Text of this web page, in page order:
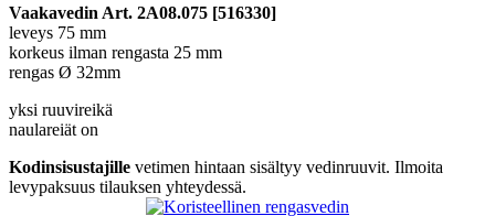
Vaakavedin Art. 2A08.075 [516330]
leveys 75 mm
korkeus ilman rengasta 25 mm
rengas Ø 32mm
yksi ruuvireikä
naulareiät on
Kodinsisustajille vetimen hintaan sisältyy vedinruuvit. Ilmoita
levypaksuus tilauksen yhteydessä.